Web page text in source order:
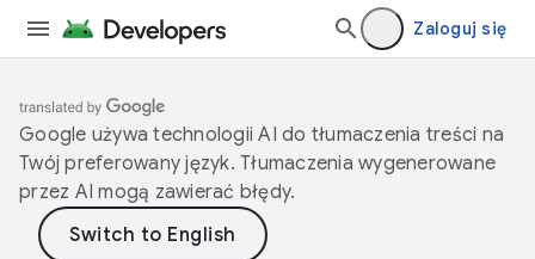
Zaloguj się
Google używa technologii AI do tłumaczenia treści na
Twój preferowany język. Tłumaczenia wygenerowane
przez AI mogą zawierać błędy.